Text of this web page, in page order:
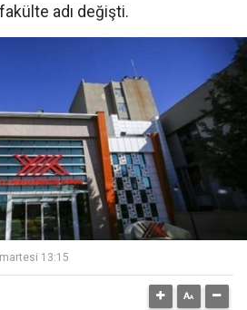
fakülte adı değişti.
13:15